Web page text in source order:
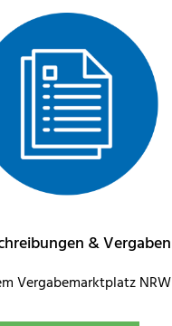
& Vergaben
Vergabemarktplatz NRW